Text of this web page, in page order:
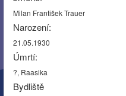
Milan František Trauer
Narození:
21.05.1930
Úmrtí:
?, Raasika
Bydliště